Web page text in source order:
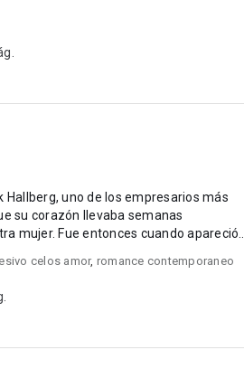
uno de los empresarios más
su corazón llevaba semanas
mujer. Fue entonces cuando apareció
celos amor, romance contemporaneo